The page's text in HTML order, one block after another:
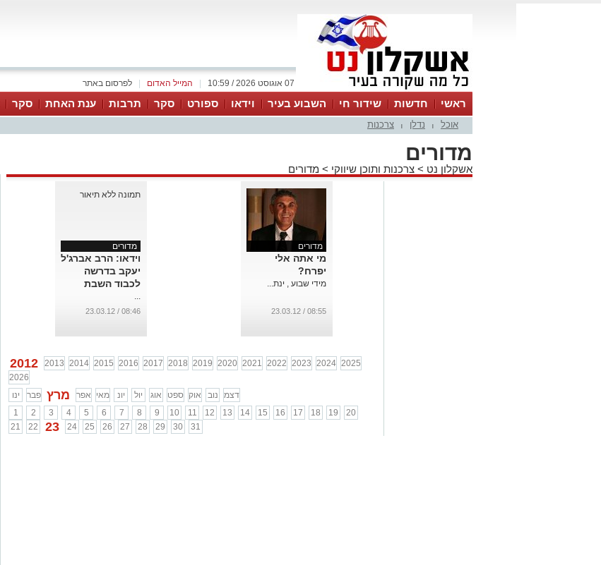
לפרסום באתר המייל האדום 07 אוגוסט 2026 / 10:59
ראשי חדשות שידור חי השבוע בעיר וידאו ספורט סקר תרבות ענת האחת סקר
אוכל נדלן צרכנות
מדורים
אשקלון נט > צרכנות ותוכן שיווקי > מדורים
מדורים
מי אתה אלי
יפרח?
מידי שבוע , ינת...
08:55 / 23.03.12
מדורים
וידאו: הרב אברג'ל
יעקב בדרשה
לכבוד השבת
...
08:46 / 23.03.12
2012 2013 2014 2015 2016 2017 2018 2019 2020 2021 2022 2023 2024 2025
2026
ינו
פבר מרץ אפר מאי יונ יול אוג ספט אוק נוב
דצמ
1
2 3 4 5 6 7 8 9 10 11 12 13 14 15 16 17 18 19
20
21
22 23 24 25 26 27 28 29 30 31